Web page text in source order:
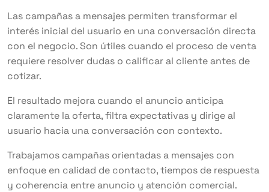
Las campañas a mensajes permiten transformar el
interés inicial del usuario en una conversación directa
con el negocio. Son útiles cuando el proceso de venta
requiere resolver dudas o calificar al cliente antes de
cotizar.
El resultado mejora cuando el anuncio anticipa
claramente la oferta, filtra expectativas y dirige al
usuario hacia una conversación con contexto.
Trabajamos campañas orientadas a mensajes con
enfoque en calidad de contacto, tiempos de respuesta
y coherencia entre anuncio y atención comercial.